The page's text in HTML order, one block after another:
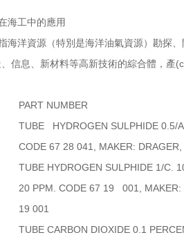
海工中的應用
洋資源（特別是海洋油氣資源）勘探、
、信息、新材料等高新技術的綜合體，
PART NUMBER
TUBE HYDROGEN SULPHIDE 0.5/A
CODE 67 28 041, MAKER:
TUBE HYDROGEN SULPHIDE 1/C.
20 PPM. CODE 67 19 001, MAKER:
19 001
TUBE CARBON DIOXIDE 0.1